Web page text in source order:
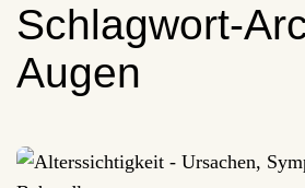
Schlagwort-
Augen